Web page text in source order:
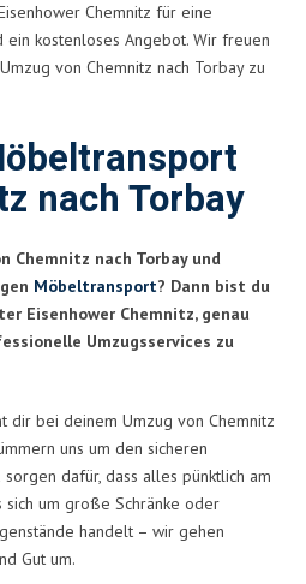
Chemnitz für eine
kostenloses Angebot. Wir freuen
von Chemnitz nach Torbay zu
nach Torbay
Chemnitz nach Torbay und
Möbeltransport? Dann bist du
Eisenhower Chemnitz, genau
Umzugsservices zu
dir bei deinem Umzug von Chemnitz
uns um den sicheren
dafür, dass alles pünktlich am
sich um große Schränke oder
handelt – wir gehen
Gut um.